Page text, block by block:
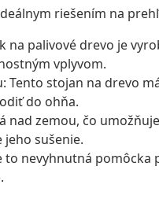
riešením na
na palivové drevo je
vplyvom.
Tento stojan na drevo
do ohňa.
nad zemou, čo
jeho sušenie.
to nevyhnutná